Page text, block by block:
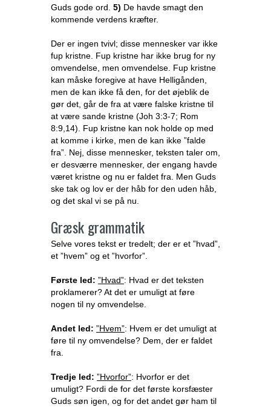
Guds gode ord. 5) De havde smagt den
kommende verdens kræfter.
Der er ingen tvivl; disse mennesker var ikke
fup kristne. Fup kristne har ikke brug for ny
omvendelse, men omvendelse. Fup kristne
kan måske foregive at have Helligånden,
men de kan ikke få den, for det øjeblik de
gør det, går de fra at være falske kristne til
at være sande kristne (Joh 3:3-7; Rom
8:9,14). Fup kristne kan nok holde op med
at komme i kirke, men de kan ikke ”falde
fra”. Nej, disse mennesker, teksten taler om,
er desværre mennesker, der engang havde
været kristne og nu er faldet fra. Men Guds
ske tak og lov er der håb for den uden håb,
og det skal vi se på nu.
Græsk grammatik
Selve vores tekst er tredelt; der er et ”hvad”,
et ”hvem” og et ”hvorfor”.
Første led: ”Hvad”: Hvad er det teksten
proklamerer? At det er umuligt at føre
nogen til ny omvendelse.
Andet led: ”Hvem”: Hvem er det umuligt at
føre til ny omvendelse? Dem, der er faldet
fra.
Tredje led: ”Hvorfor”: Hvorfor er det
umuligt? Fordi de for det første korsfæster
Guds søn igen, og for det andet gør ham til